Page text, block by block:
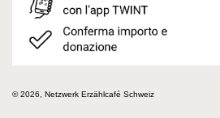
© 2026, Netzwerk Erzählcafé Schweiz